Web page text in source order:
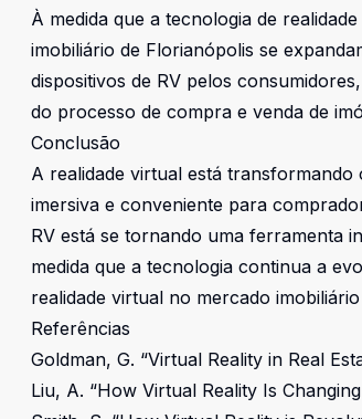
À medida que a tecnologia de
imobiliário de Florianópolis se
dispositivos de RV pelos
do processo de compra e venda de
Conclusão
A realidade virtual está
imersiva e conveniente para
RV está se tornando uma ferramenta
medida que a tecnologia continua a
realidade virtual no mercado
Referências
Goldman, G. “Virtual Reality in Real
Liu, A. “How Virtual Reality Is